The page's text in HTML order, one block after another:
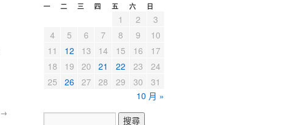
→
一 二 三 四 五 六 日
1 2
3
4
5 6 7 8 9
10
11
12 13 14 15 16
17
18
19 20 21 22 23
24
25
26 27 28 29 30
31
10 月 »